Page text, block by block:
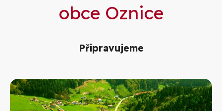
obce Oznice
Připravujeme